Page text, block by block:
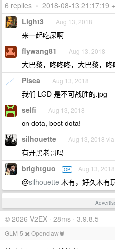
6 replies • 2018-08-13 21:17:19
Light3 Aug 13, 2018
来一起吃屎啊
flywang81 Aug 13, 2018
大巴黎，咚咚咚，大巴黎，咚
Plsea Aug 13, 2018
我们 LGD 是不可战胜的.jpg
selfi Aug 13, 2018
cn dota, best dota!
silhouette Aug 13, 2018
有开黑老哥吗
brightguo OP Aug 13,
@silhouette 木有，好久木有
© 2026 V2EX · 28ms · 3.9.8.5
GLM-5 ✖️ Openclaw🦞